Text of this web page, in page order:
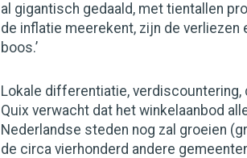
al gigantisch gedaald, met tientallen
de inflatie meerekent, zijn de verliezen
boos.’
Lokale differentiatie, verdiscountering,
Quix verwacht dat het winkelaanbod
Nederlandse steden nog zal groeien
de circa vierhonderd andere